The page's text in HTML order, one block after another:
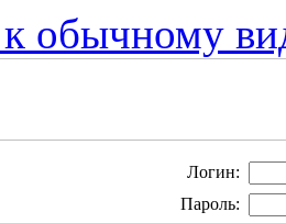
обычному
Логин:
Пароль: